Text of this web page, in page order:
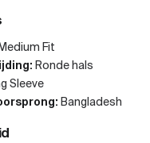
Fit
Ronde hals
Sleeve
Bangladesh